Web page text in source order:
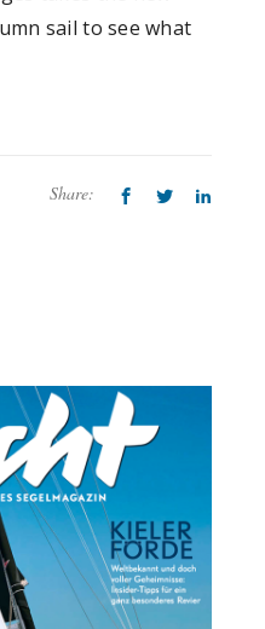
sail to see what
Share: